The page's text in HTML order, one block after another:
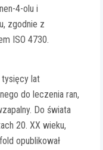
4-olu i
zgodnie z
ISO 4730.
tysięcy lat
do leczenia ran,
Do świata
20. XX wieku,
opublikował